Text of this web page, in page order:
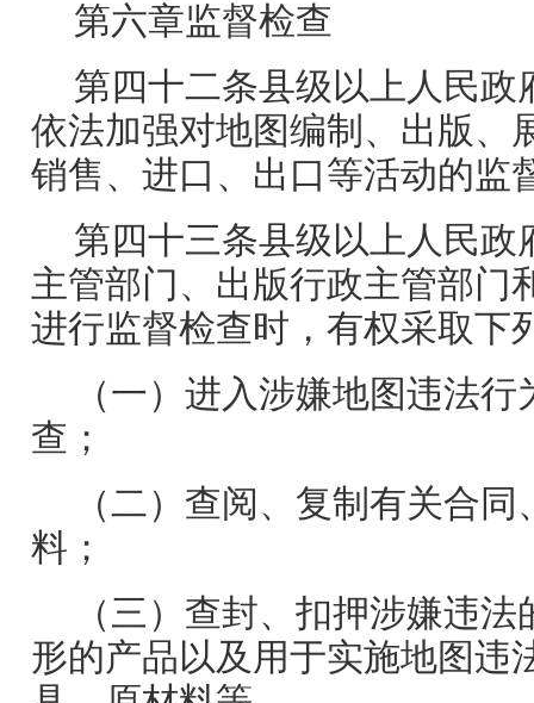
第六章监督检查
第四十二条县级以上人民政
依法加强对地图编制、出版、
销售、进口、出口等活动的监
第四十三条县级以上人民政
主管部门、出版行政主管部门
进行监督检查时，有权采取下
（一）进入涉嫌地图违法
查；
（二）查阅、复制有关合
料；
（三）查封、扣押涉嫌违
形的产品以及用于实施地图违